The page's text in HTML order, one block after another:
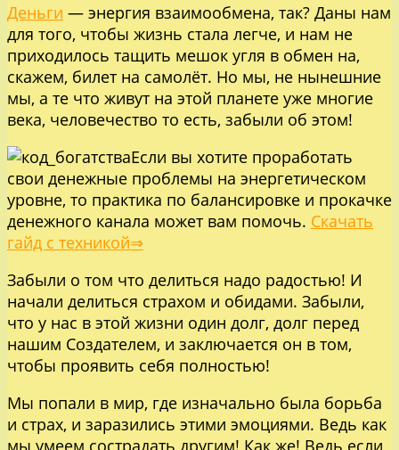
Деньги — энергия взаимообмена, так? Даны нам
для того, чтобы жизнь стала легче, и нам не
приходилось тащить мешок угля в обмен на,
скажем, билет на самолёт. Но мы, не нынешние
мы, а те что живут на этой планете уже многие
века, человечество то есть, забыли об этом!
Если вы хотите проработать
свои денежные проблемы на энергетическом
уровне, то практика по балансировке и прокачке
денежного канала может вам помочь. Скачать
гайд с техникой⇒
Забыли о том что делиться надо радостью! И
начали делиться страхом и обидами. Забыли,
что у нас в этой жизни один долг, долг перед
нашим Создателем, и заключается он в том,
чтобы проявить себя полностью!
Мы попали в мир, где изначально была борьба
и страх, и заразились этими эмоциями. Ведь как
мы умеем сострадать другим! Как же! Ведь если